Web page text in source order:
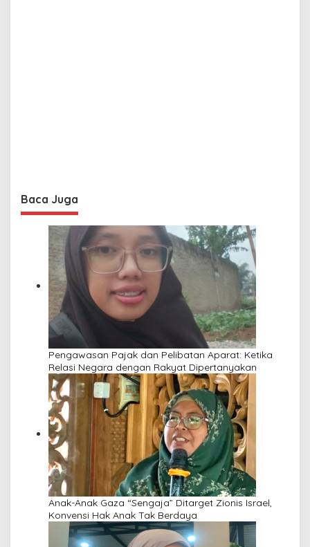
Baca Juga
Pengawasan Pajak dan Pelibatan Aparat: Ketika
Relasi Negara dengan Rakyat Dipertanyakan
Anak-Anak Gaza “Sengaja” Ditarget Zionis Israel,
Konvensi Hak Anak Tak Berdaya